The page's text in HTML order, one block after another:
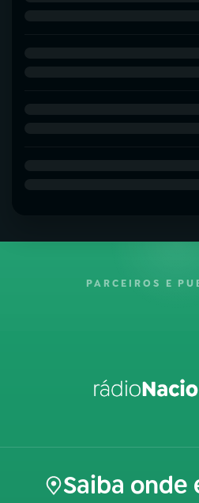
PARCEIROS E
Saiba onde